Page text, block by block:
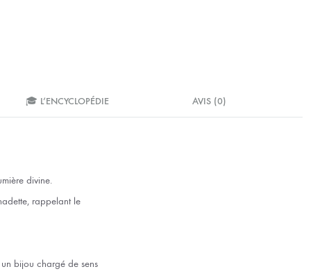
🎓 L’ENCYCLOPÉDIE AVIS (0)
divine.
rappelant le
bijou chargé de sens